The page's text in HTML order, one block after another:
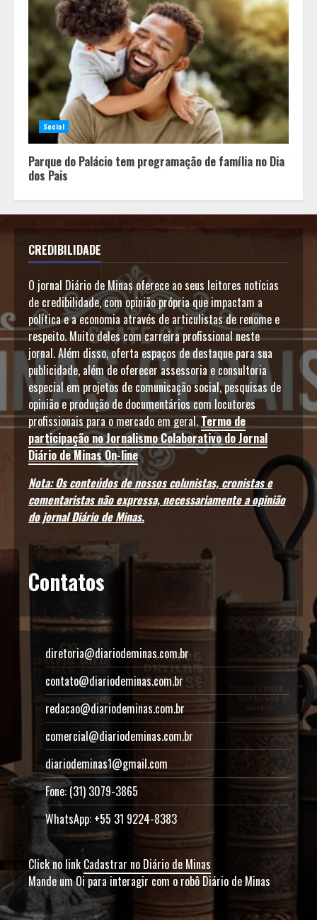
Social
Parque do Palácio tem programação de família no Dia
dos Pais
CREDIBILIDADE
O jornal Diário de Minas oferece ao seus leitores notícias
de credibilidade, com opinião própria que impactam a
política e a economia através de articulistas de renome e
respeito. Muito deles com carreira profissional neste
jornal. Além disso, oferta espaços de destaque para sua
publicidade, além de oferecer assessoria e consultoria
especial em projetos de comunicação social, pesquisas de
opinião e produção de documentários com locutores
profissionais para o mercado em geral.Termo de
participação no Jornalismo Colaborativo do Jornal
Diário de Minas On-line
Nota: Os conteúdos de nossos colunistas, cronistas e
comentaristas não expressa, necessariamente a opinião
do jornal Diário de Minas.
Contatos
diretoria@diariodeminas.com.br
contato@diariodeminas.com.br
redacao@diariodeminas.com.br
comercial@diariodeminas.com.br
diariodeminas1@gmail.com
Fone: (31) 3079-3865
WhatsApp: +55 31 9224-8383
Click no link Cadastrar no Diário de Minas
Mande um Oi para interagir com o robô Diário de Minas